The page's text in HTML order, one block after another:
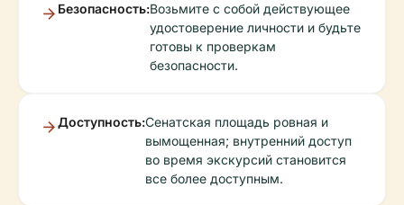
Безопасность:Возьмите с собой действующее
удостоверение личности и будьте
готовы к проверкам
безопасности.
Доступность:Сенатская площадь ровная и
вымощенная; внутренний доступ
во время экскурсий становится
все более доступным.